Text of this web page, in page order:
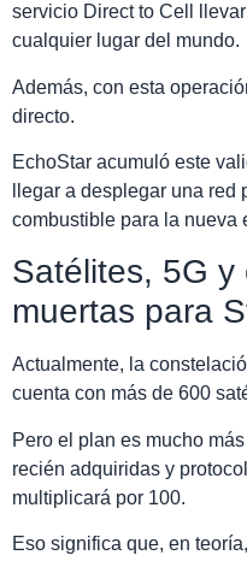
servicio Direct to Cell
cualquier lugar del mundo.
Además, con esta
directo.
EchoStar acumuló este
llegar a desplegar una red
combustible para la nueva
Satélites, 5G
muertas para
Actualmente, la
cuenta con más de 600
Pero el plan es mucho
recién adquiridas y
multiplicará por 100.
Eso significa que, en